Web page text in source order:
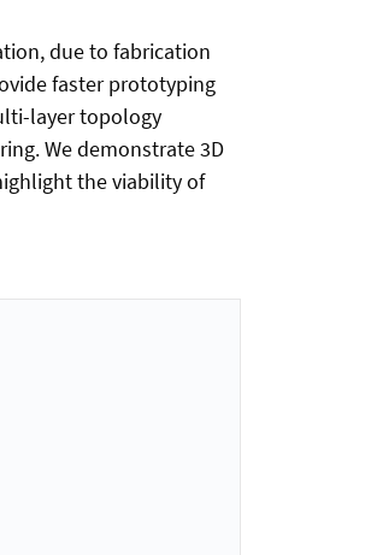
due to fabrication
faster prototyping
layer topology
We demonstrate 3D
the viability of